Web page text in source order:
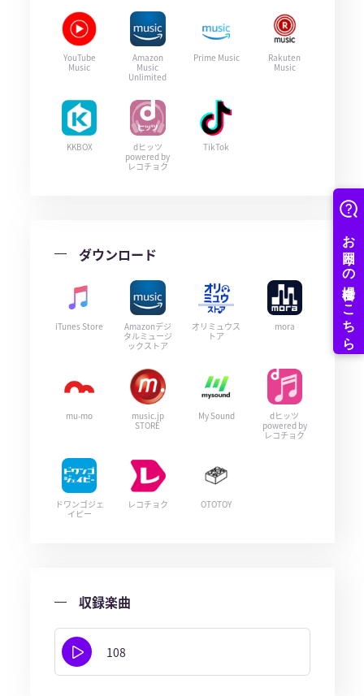
YouTube
Music
Amazon
Music
Unlimited
Prime Music
Rakuten
Music
KKBOX
dヒッツ
powered by
レコチョク
TikTok
ダウンロード
iTunes Store
Amazonデジ
タルミュージ
ックストア
オリミュウス
トア
mora
mu-mo
music.jp
STORE
My Sound
dヒッツ
powered by
レコチョク
ドワンゴジェ
イピー
レコチョク OTOTOY
収録楽曲
108